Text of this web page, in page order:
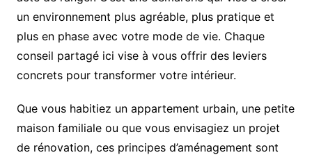
un environnement plus agréable, plus pratique et
plus en phase avec votre mode de vie. Chaque
conseil partagé ici vise à vous offrir des leviers
concrets pour transformer votre intérieur.
Que vous habitiez un appartement urbain, une petite
maison familiale ou que vous envisagiez un projet
de rénovation, ces principes d’aménagement sont